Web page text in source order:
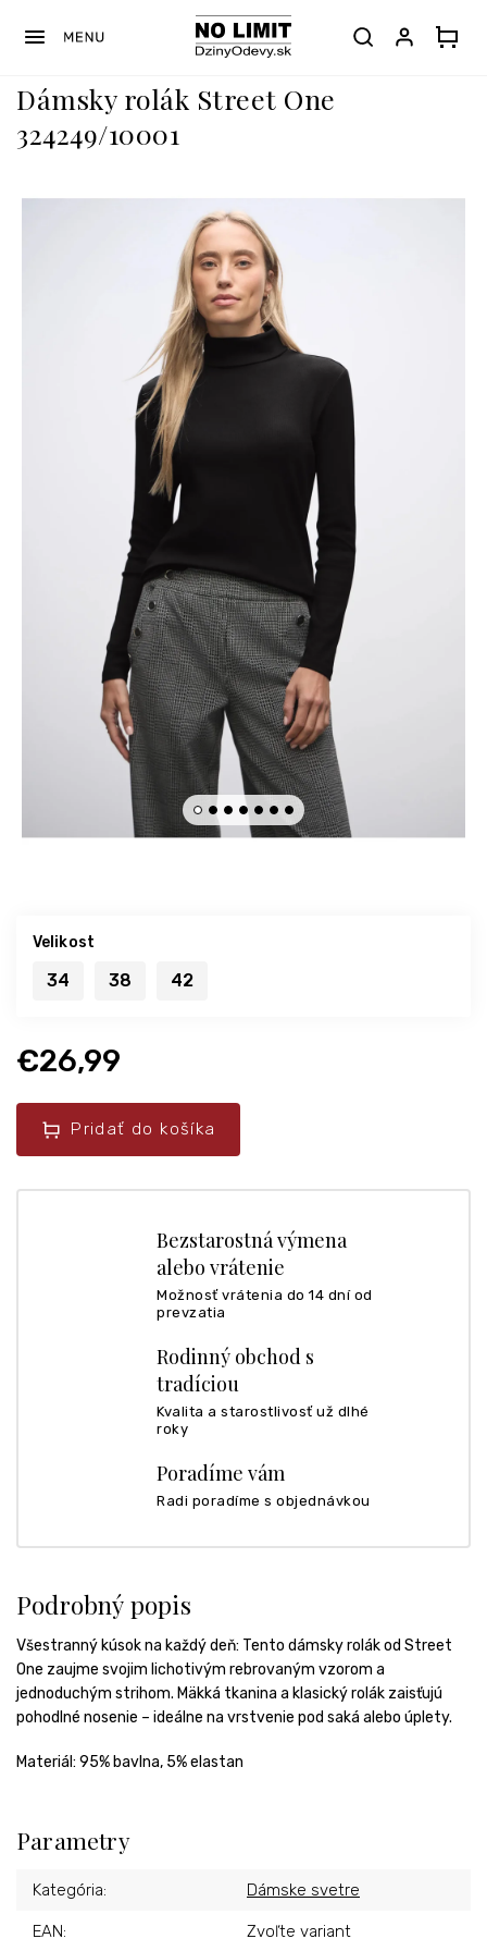
Dámsky rolák Street One
324249/10001
€26,99
Pridať do košíka
Velikost
34 38 42
Bezstarostná výmena
alebo vrátenie
Možnosť vrátenia do 14 dní od
prevzatia
Rodinný obchod s
tradíciou
Kvalita a starostlivosť už dlhé
roky
Poradíme vám
Radi poradíme s objednávkou
Podrobný popis
Všestranný kúsok na každý deň: Tento dámsky rolák od Street
One zaujme svojim lichotivým rebrovaným vzorom a
jednoduchým strihom. Mäkká tkanina a klasický rolák zaisťujú
pohodlné nosenie – ideálne na vrstvenie pod saká alebo úplety.
Materiál: 95% bavlna, 5% elastan
Parametry
Kategória: Dámske svetre
EAN: Zvoľte variant